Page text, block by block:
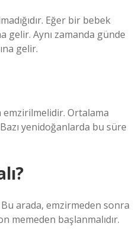
Eğer bir bebek
gelir. Aynı zamanda günde
gelir.
Ortalama
yenidoğanlarda bu süre
arada, emzirmeden sonra
memeden başlanmalıdır.